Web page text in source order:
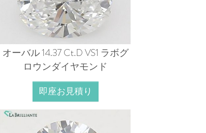
オーバル 14.37 Ct.D VS1 ラボグ
ロウンダイヤモンド
即座お見積り